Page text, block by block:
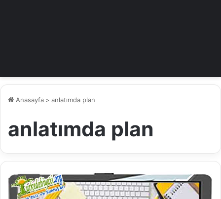
Anasayfa > anlatımda plan
anlatımda plan